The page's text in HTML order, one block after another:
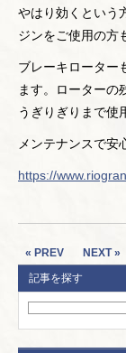
やはり効くという
ジンをご使用の方
ブレーキローター
ます。ローターの
うぎりぎりまで使
メンテナンスで安
https://
« PREV
NEXT »
記事を探す